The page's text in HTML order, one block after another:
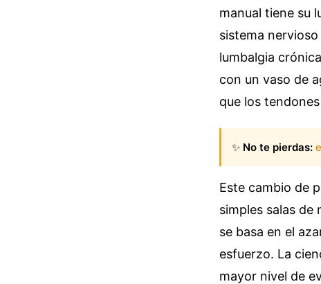
manual tiene su
sistema
lumbalgia
con un vaso de
que los
✨ No te pierdas:
Este cambio de
simples salas de
se basa en el
esfuerzo. La
mayor nivel de